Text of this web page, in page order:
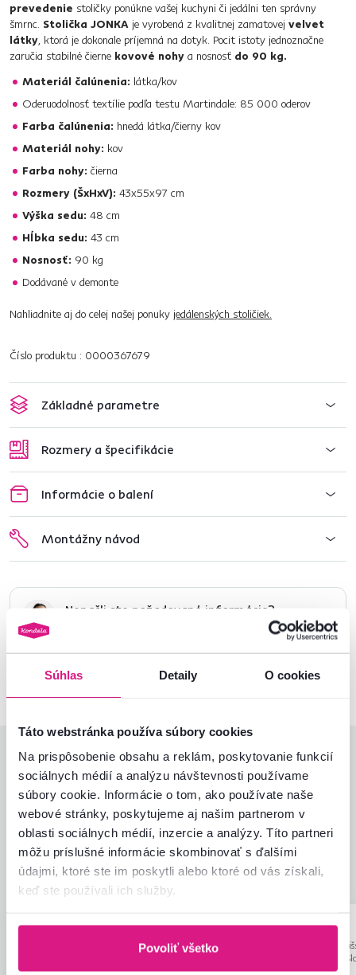
Súhlas Detaily O cookies
Táto webstránka používa súbory cookies
Na prispôsobenie obsahu a reklám, poskytovanie funkcií
sociálnych médií a analýzu návštevnosti používame
súbory cookie. Informácie o tom, ako používate naše
webové stránky, poskytujeme aj našim partnerom v
oblasti sociálnych médií, inzercie a analýzy. Títo partneri
môžu príslušné informácie skombinovať s ďalšími
údajmi, ktoré ste im poskytli alebo ktoré od vás získali,
keď ste používali ich služby.
Povoliť všetko
prevedenie stoličky ponúkne vašej kuchyni či jedálni ten správny
šmrnc. Stolička JONKA je vyrobená z kvalitnej zamatovej velvet
látky, ktorá je dokonale príjemná na dotyk. Pocit istoty jednoznačne
zaručia stabilné čierne kovové nohy a nosnosť do 90 kg.
Materiál čalúnenia: látka/kov
Oderuodolnosť textílie podľa testu Martindale: 85 000 oderov
Farba čalúnenia: hnedá látka/čierny kov
Materiál nohy: kov
Farba nohy: čierna
Rozmery (ŠxHxV): 43x55x97 cm
Výška sedu: 48 cm
Hĺbka sedu: 43 cm
Nosnosť: 90 kg
Dodávané v demonte
Nahliadnite aj do celej našej ponuky jedálenských stoličiek.
Číslo produktu : 0000367679
Základné parametre
Rozmery a špecifikácie
Informácie o balení
Montážny návod
Nenašli ste požadované informácie?
Hodnotenia produktu
4,8
47recenzií
Jednoduchosť montáže
4,8
Kvalita výrobku
4,7
Zodpovedá očakávaniam
4,8
Zabalenie výrobku
5,0
Pomer hodnoty a ceny
5,0
Ľubica O.
5.12.2025, Bardejov,
hviezdičiek Erika H.
22.11.2023,
Bohdanovce,